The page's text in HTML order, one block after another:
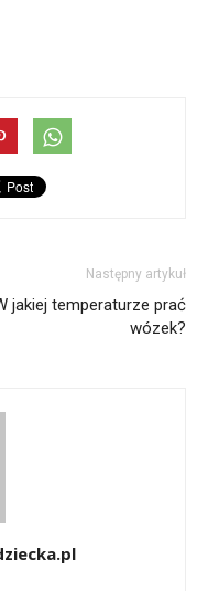
Następny artykuł
jakiej temperaturze prać
wózek?